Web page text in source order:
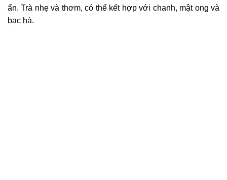
ẩn. Trà nhẹ và thơm, có thể kết hợp với chanh, mật ong và
bạc hà.